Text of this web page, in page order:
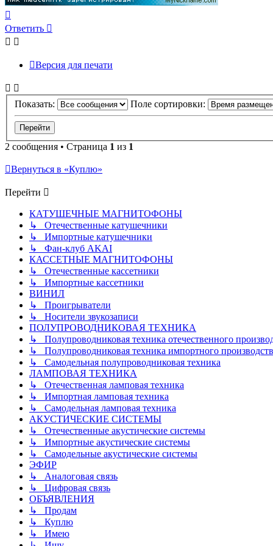
к
началу
Ответить
Версия для печати
Показать: Поле сортировки:
2 сообщения • Страница 1 из 1
Вернуться в «Куплю»
Перейти
КАТУШЕЧНЫЕ МАГНИТОФОНЫ
↳ Отечественные катушечники
↳ Импортные катушечники
↳ Фан-клуб AKAI
КАССЕТНЫЕ МАГНИТОФОНЫ
↳ Отечественные кассетники
↳ Импортные кассетники
ВИНИЛ
↳ Проигрыватели
↳ Носители звукозаписи
ПОЛУПРОВОДНИКОВАЯ ТЕХНИКА
↳ Полупроводниковая техника отечественного
↳ Полупроводниковая техника импортного
↳ Самодельная полупроводниковая техника
ЛАМПОВАЯ ТЕХНИКА
↳ Отечественная ламповая техника
↳ Импортная ламповая техника
↳ Самодельная ламповая техника
АКУСТИЧЕСКИЕ СИСТЕМЫ
↳ Отечественные акустические системы
↳ Импортные акустические системы
↳ Самодельные акустические системы
ЭФИР
↳ Аналоговая связь
↳ Цифровая связь
ОБЪЯВЛЕНИЯ
↳ Продам
↳ Куплю
↳ Имею